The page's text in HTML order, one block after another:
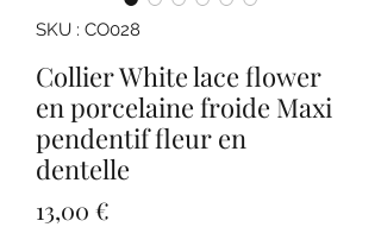
SKU : CO028
Collier White lace flower
en porcelaine froide Maxi
pendentif fleur en
dentelle
13,00 €